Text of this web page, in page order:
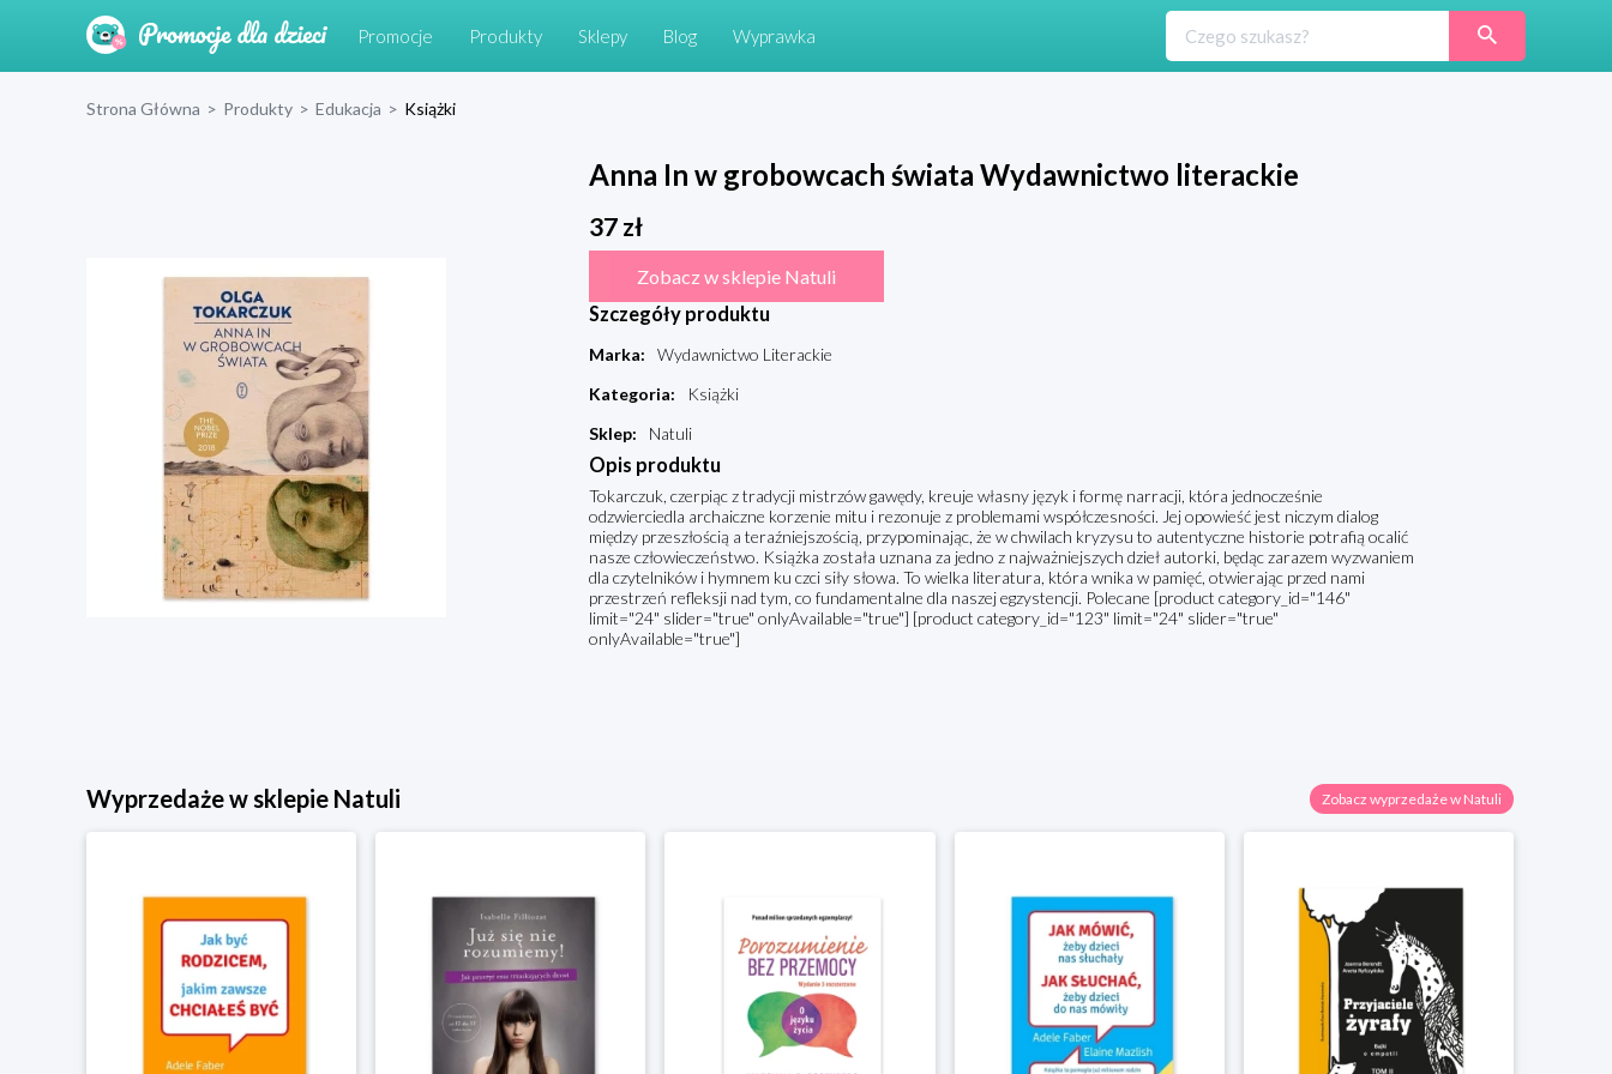
Promocje Produkty Sklepy Blog Wyprawka
Strona Główna > Produkty > Edukacja > Książki
Anna In w grobowcach świata Wydawnictwo literackie
37zł
Zobacz w sklepie Natuli
Szczegóły produktu
Marka:
Wydawnictwo Literackie
Kategoria:
Książki
Sklep: Natuli
Opis produktu
Tokarczuk, czerpiąc z tradycji mistrzów gawędy, kreuje własny język i formę narracji, która jednocześnie
odzwierciedla archaiczne korzenie mitu i rezonuje z problemami współczesności. Jej opowieść jest niczym dialog
między przeszłością a teraźniejszością, przypominając, że w chwilach kryzysu to autentyczne historie potrafią ocalić
nasze człowieczeństwo. Książka została uznana za jedno z najważniejszych dzieł autorki, będąc zarazem wyzwaniem
dla czytelników i hymnem ku czci siły słowa. To wielka literatura, która wnika w pamięć, otwierając przed nami
przestrzeń refleksji nad tym, co fundamentalne dla naszej egzystencji. Polecane [product category_id="146"
limit="24" slider="true" onlyAvailable="true"] [product category_id="123" limit="24" slider="true"
onlyAvailable="true"]
Wyprzedaże w sklepie Natuli Zobacz wyprzedaże w Natuli